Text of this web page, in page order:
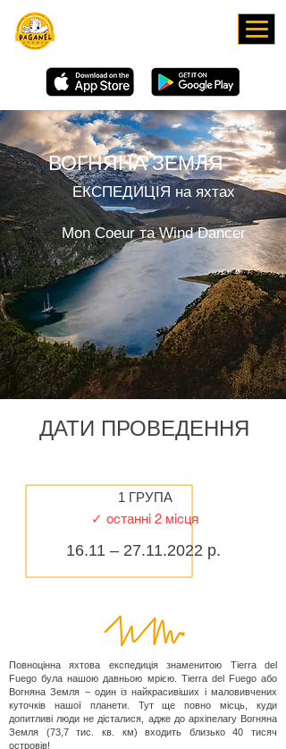
ЕКСПЕДИЦІЯ на яхтах
Mon Coeur та Wind Dancer
ВОГНЯНА ЗЕМЛЯ
ДАТИ ПРОВЕДЕННЯ
16.11 – 27.11.2022 р.
1 ГРУПА
✓ останні 2 місця
Повноцінна яхтова експедиція знаменитою Tierra del
Fuego була нашою давньою мрією. Tierra del Fuego або
Вогняна Земля − один із найкрасивіших і маловивчених
куточків нашої планети. Тут ще повно місць, куди
допитливі люди не дісталися, адже до архіпелагу Вогняна
Земля (73,7 тис. кв. км) входить близько 40 тисяч
островів!